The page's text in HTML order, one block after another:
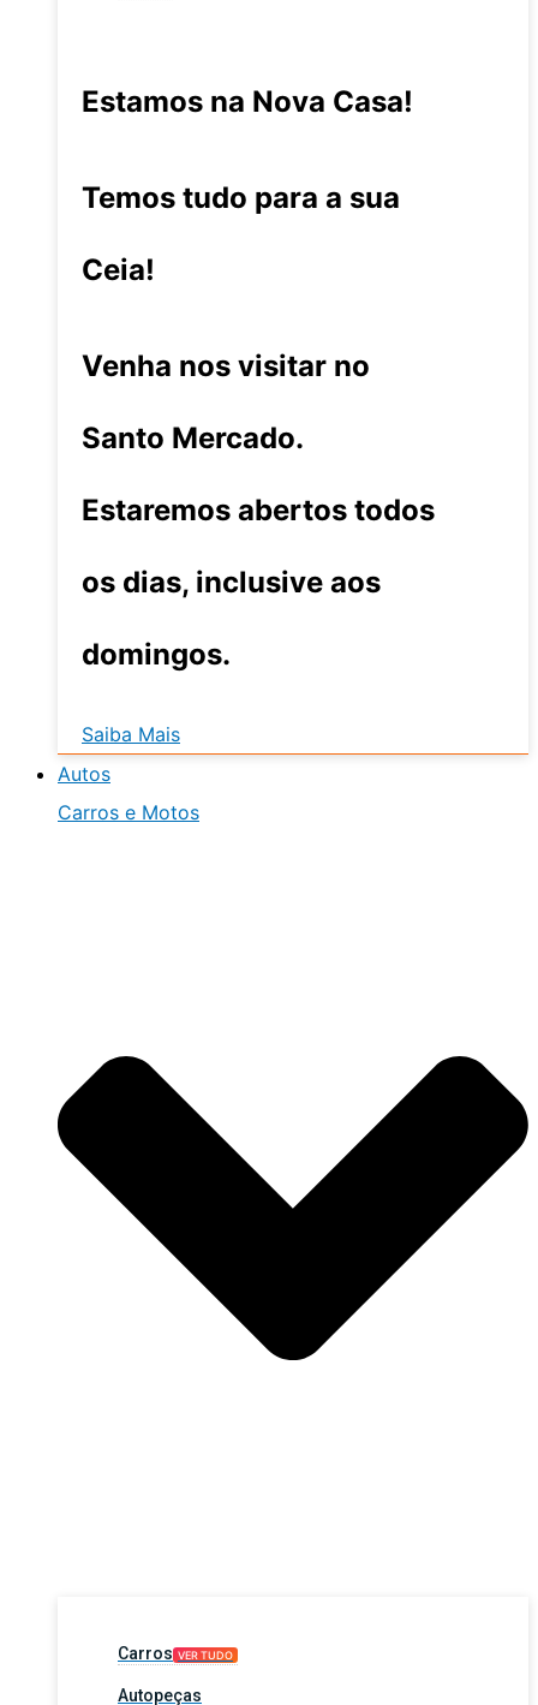
Estamos na Nova Casa!
Temos tudo para a sua
Ceia!
Venha nos visitar no
Santo Mercado.
Estaremos abertos todos
os dias, inclusive aos
domingos.
Saiba Mais
Autos
Carros e Motos
Carros VER TUDO
Autopeças